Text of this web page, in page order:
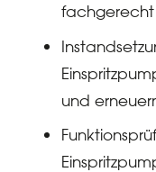
fachgerecht
und